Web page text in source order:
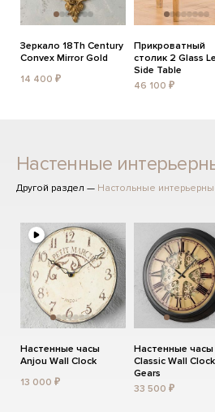
Зеркало 18Th Century
Convex Mirror Gold
14 400 ₽
Прикроватный
столик 2 Glass
Side Table
46 100 ₽
Настенные
Другой раздел — Настольные
Настенные часы
Anjou Wall Clock
13 000 ₽
Настенные часы
Classic Wall
Gears
33 500 ₽